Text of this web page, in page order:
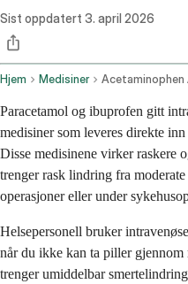
Sist oppdatert 3. april 2026
Hjem Medisiner
Paracetamol og ibuprofen gitt
medisiner som leveres direkte
Disse medisinene virker raskere
trenger rask lindring fra
operasjoner eller under
Helsepersonell bruker
når du ikke kan ta piller
trenger umiddelbar